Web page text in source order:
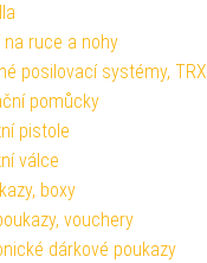
na ruce a nohy
posilovací systémy, TRX
pomůcky
pistole
válce
boxy
vouchery
dárkové poukazy